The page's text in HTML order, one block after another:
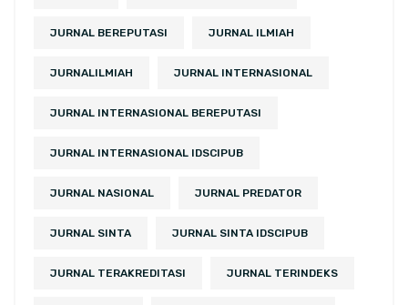
JURNAL BEREPUTASI JURNAL ILMIAH
JURNALILMIAH JURNAL INTERNASIONAL
JURNAL INTERNASIONAL BEREPUTASI
JURNAL INTERNASIONAL IDSCIPUB
JURNAL NASIONAL JURNAL PREDATOR
JURNAL SINTA JURNAL SINTA IDSCIPUB
JURNAL TERAKREDITASI JURNAL TERINDEKS